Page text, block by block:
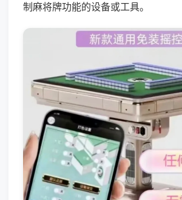
制麻将牌功能的设备或工具。